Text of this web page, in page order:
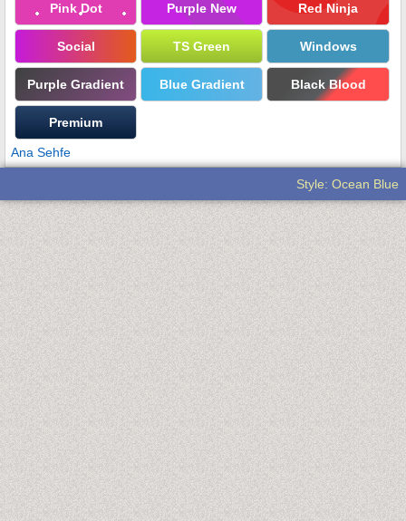
Pink Dot Purple New Red Ninja
Social TS Green Windows
Purple Gradient Blue Gradient Black Blood
Premium
Ana Sehfe
Style: Ocean Blue